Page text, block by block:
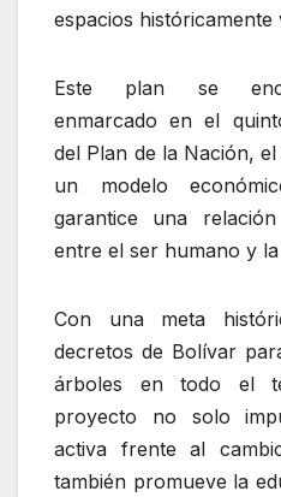
espacios históricamente
Este plan se
enmarcado en el
del Plan de la Nación,
un modelo
garantice una
entre el ser humano y
Con una meta
decretos de Bolívar
árboles en todo el
proyecto no solo
activa frente al
también promueve la